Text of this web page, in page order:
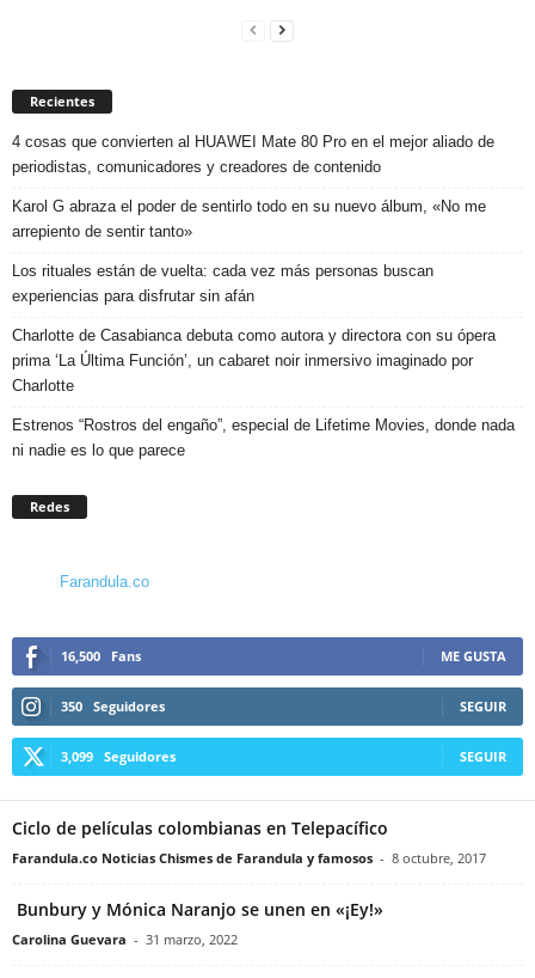
Recientes
4 cosas que convierten al HUAWEI Mate 80 Pro en el mejor aliado de
periodistas, comunicadores y creadores de contenido
Karol G abraza el poder de sentirlo todo en su nuevo álbum, «No me
arrepiento de sentir tanto»
Los rituales están de vuelta: cada vez más personas buscan
experiencias para disfrutar sin afán
Charlotte de Casabianca debuta como autora y directora con su ópera
prima ‘La Última Función’, un cabaret noir inmersivo imaginado por
Charlotte
Estrenos “Rostros del engaño”, especial de Lifetime Movies, donde nada
ni nadie es lo que parece
Redes
Farandula.co
16,500 Fans ME GUSTA
350 Seguidores SEGUIR
3,099 Seguidores SEGUIR
Ciclo de películas colombianas en Telepacífico
Farandula.co Noticias Chismes de Farandula y famosos - 8 octubre, 2017
Bunbury y Mónica Naranjo se unen en «¡Ey!»
Carolina Guevara - 31 marzo, 2022